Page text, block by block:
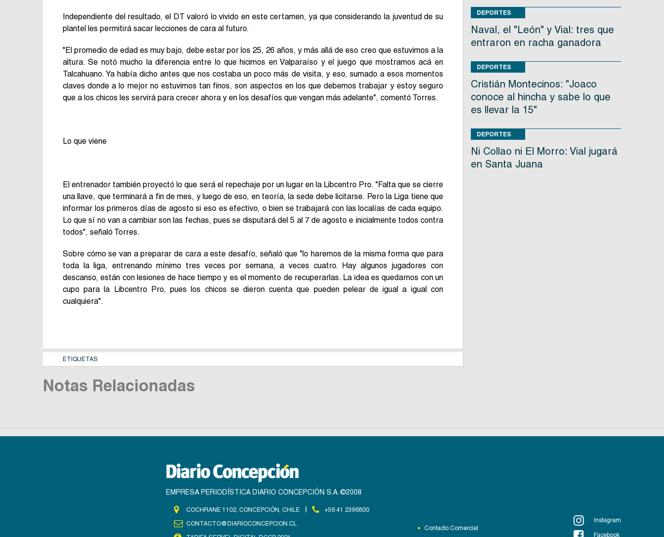
Independiente del resultado, el DT valoró lo vivido en este certamen, ya que considerando la juventud de su
plantel les permitirá sacar lecciones de cara al futuro.
"El promedio de edad es muy bajo, debe estar por los 25, 26 años, y más allá de eso creo que estuvimos a la
altura. Se notó mucho la diferencia entre lo que hicimos en Valparaíso y el juego que mostramos acá en
Talcahuano. Ya había dicho antes que nos costaba un poco más de visita, y eso, sumado a esos momentos
claves donde a lo mejor no estuvimos tan finos, son aspectos en los que debemos trabajar y estoy seguro
que a los chicos les servirá para crecer ahora y en los desafíos que vengan más adelante", comentó Torres.
Lo que viene
El entrenador también proyectó lo que será el repechaje por un lugar en la Libcentro Pro. "Falta que se cierre
una llave, que terminará a fin de mes, y luego de eso, en teoría, la sede debe licitarse. Pero la Liga tiene que
informar los primeros días de agosto si eso es efectivo, o bien se trabajará con las localías de cada equipo.
Lo que sí no van a cambiar son las fechas, pues se disputará del 5 al 7 de agosto e inicialmente todos contra
todos", señaló Torres.
Sobre cómo se van a preparar de cara a este desafío, señaló que "lo haremos de la misma forma que para
toda la liga, entrenando mínimo tres veces por semana, a veces cuatro. Hay algunos jugadores con
descanso, están con lesiones de hace tiempo y es el momento de recuperarlas. La idea es quedarnos con un
cupo para la Libcentro Pro, pues los chicos se dieron cuenta que pueden pelear de igual a igual con
cualquiera".
ETIQUETAS
Notas Relacionadas
DEPORTES
Naval, el "León" y Vial: tres que
entraron en racha ganadora
DEPORTES
Cristián Montecinos: "Joaco
conoce al hincha y sabe lo que
es llevar la 15"
DEPORTES
Ni Collao ni El Morro: Vial jugará
en Santa Juana
EMPRESA PERIODÍSTICA DIARIO CONCEPCIÓN S.A. ©2008
COCHRANE 1102, CONCEPCIÓN, CHILE
+56 41 2396800
CONTACTO@DIARIOCONCEPCION.CL
Contacto Comercial
Instagram
Facebook